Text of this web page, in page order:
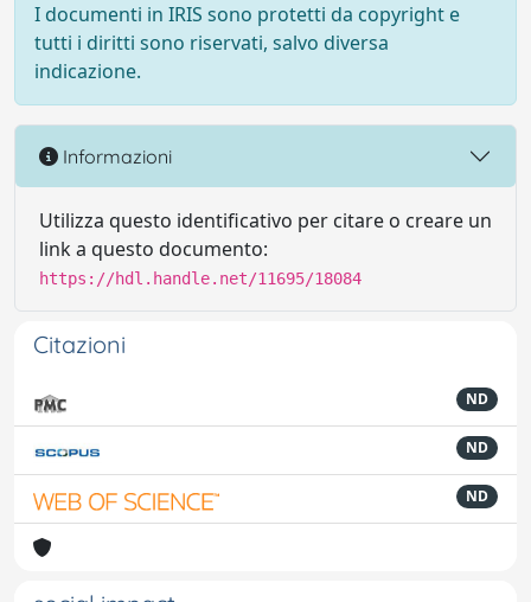
I documenti in IRIS sono protetti da copyright e
tutti i diritti sono riservati, salvo diversa
indicazione.
Informazioni
Utilizza questo identificativo per citare o creare un
link a questo documento:
https://hdl.handle.net/11695/18084
Citazioni
ND
ND
ND